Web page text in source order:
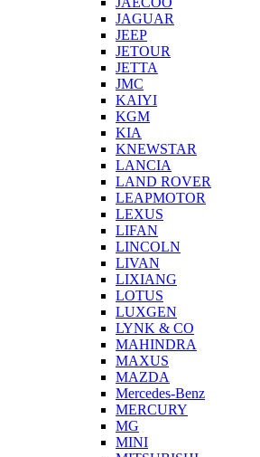
JAGUAR
JEEP
JETOUR
JETTA
JMC
KAIYI
KGM
KIA
KNEWSTAR
LANCIA
LAND ROVER
LEAPMOTOR
LEXUS
LIFAN
LINCOLN
LIVAN
LIXIANG
LOTUS
LUXGEN
LYNK & CO
MAHINDRA
MAXUS
MAZDA
Mercedes-Benz
MERCURY
MG
MINI